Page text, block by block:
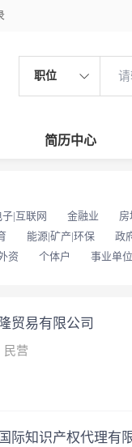
职位
简历中心
|互联网 金融业 房
能源|矿产|环保 政
资 个体户 事业单位
贸易有限公司
民营
际知识产权代理有